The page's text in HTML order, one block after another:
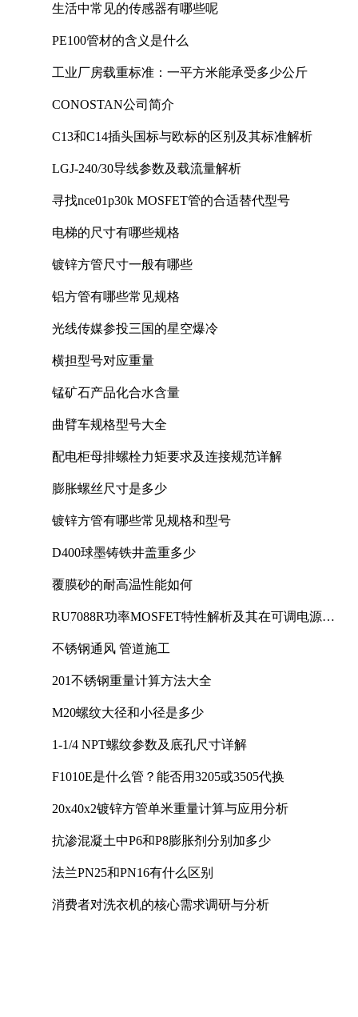
生活中常见的传感器有哪些呢
PE100管材的含义是什么
工业厂房载重标准：一平方米能承受多少公斤
CONOSTAN公司简介
C13和C14插头国标与欧标的区别及其标准解析
LGJ-240/30导线参数及载流量解析
寻找nce01p30k MOSFET管的合适替代型号
电梯的尺寸有哪些规格
镀锌方管尺寸一般有哪些
铝方管有哪些常见规格
光线传媒参投三国的星空爆冷
横担型号对应重量
锰矿石产品化合水含量
曲臂车规格型号大全
配电柜母排螺栓力矩要求及连接规范详解
膨胀螺丝尺寸是多少
镀锌方管有哪些常见规格和型号
D400球墨铸铁井盖重多少
覆膜砂的耐高温性能如何
RU7088R功率MOSFET特性解析及其在可调电源设
不锈钢通风 管道施工
201不锈钢重量计算方法大全
M20螺纹大径和小径是多少
1-1/4 NPT螺纹参数及底孔尺寸详解
F1010E是什么管？能否用3205或3505代换
20x40x2镀锌方管单米重量计算与应用分析
抗渗混凝土中P6和P8膨胀剂分别加多少
法兰PN25和PN16有什么区别
消费者对洗衣机的核心需求调研与分析